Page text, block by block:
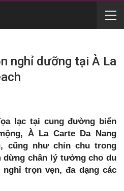
nghỉ dưỡng tại À La
lạc tại cung đường biển
À La Carte Da Nang
cũng như chỉn chu trong
dừng chân lý tưởng cho du
trọn vẹn, đa dạng các